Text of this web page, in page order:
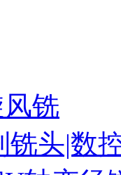
铣
铣头|数